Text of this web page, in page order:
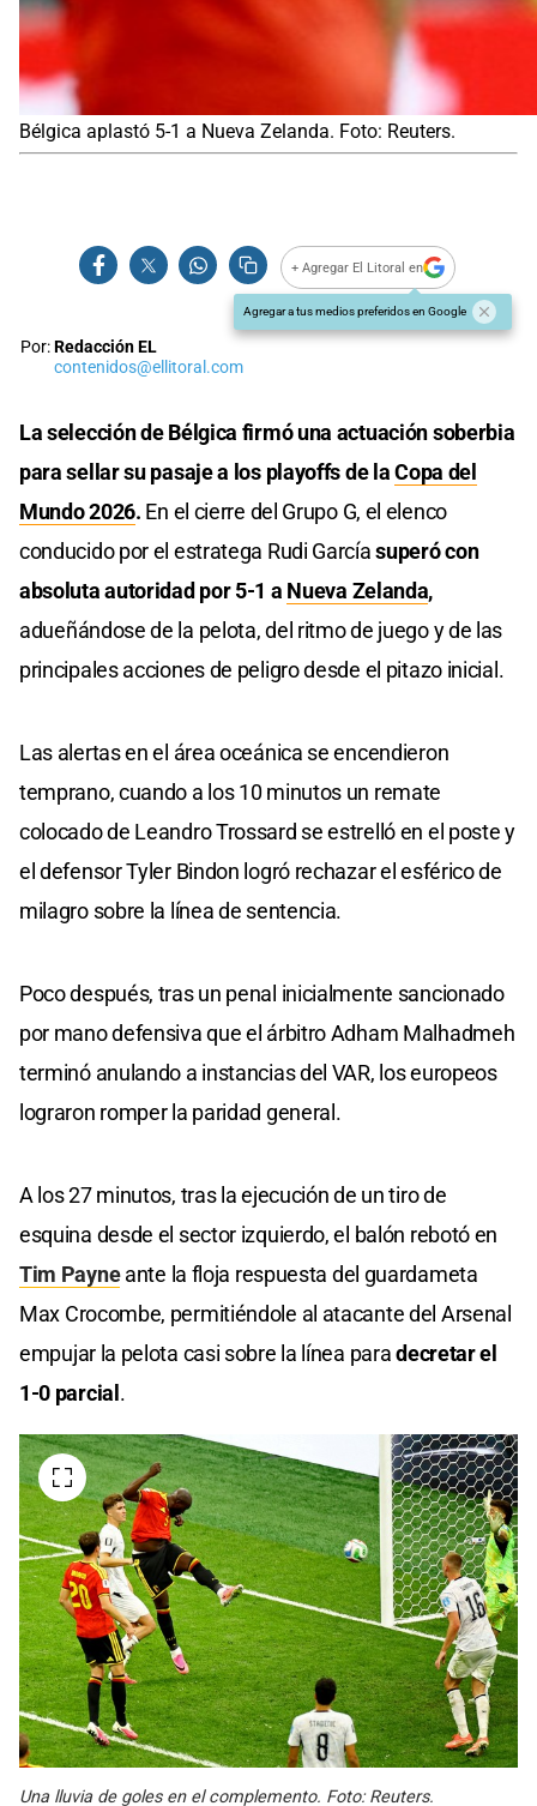
Bélgica aplastó 5-1 a Nueva Zelanda. Foto: Reuters.
+ Agregar El Litoral en
Agregar a tus medios preferidos en Google
Por:Redacción EL
contenidos@ellitoral.com
La selección de Bélgica firmó una actuación soberbia
para sellar su pasaje a los playoffs de laCopa del
Mundo 2026. En el cierre del Grupo G, el elenco
conducido por el estratega Rudi Garcíasuperó con
absoluta autoridad por 5-1 a Nueva Zelanda,
adueñándose de la pelota, del ritmo de juego y de las
principales acciones de peligro desde el pitazo inicial.
Las alertas en el área oceánica se encendieron
temprano, cuando a los 10 minutos un remate
colocado de Leandro Trossard se estrelló en el poste y
el defensor Tyler Bindon logró rechazar el esférico de
milagro sobre la línea de sentencia.
Poco después, tras un penal inicialmente sancionado
por mano defensiva que el árbitro Adham Malhadmeh
terminó anulando a instancias del VAR, los europeos
lograron romper la paridad general.
A los 27 minutos, tras la ejecución de un tiro de
esquina desde el sector izquierdo, el balón rebotó en
Tim Payneante la floja respuesta del guardameta
Max Crocombe, permitiéndole al atacante del Arsenal
empujar la pelota casi sobre la línea paradecretar el
1-0 parcial .
Una lluvia de goles en el complemento. Foto: Reuters.